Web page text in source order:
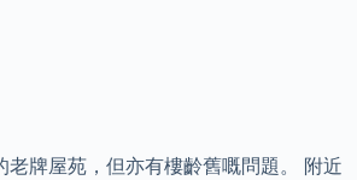
老牌屋苑，但亦有樓齡舊嘅問題。 附近